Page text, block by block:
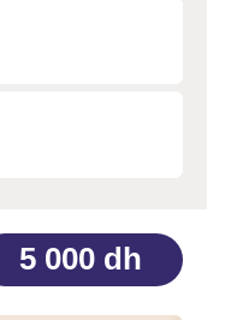
5 000 dh